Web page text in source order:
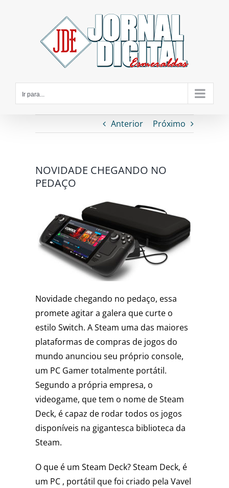
Ir para...
Anterior Próximo
NOVIDADE CHEGANDO NO
PEDAÇO
Novidade chegando no pedaço, essa
promete agitar a galera que curte o
estilo Switch. A Steam uma das maiores
plataformas de compras de jogos do
mundo anunciou seu próprio console,
um PC Gamer totalmente portátil.
Segundo a própria empresa, o
videogame, que tem o nome de Steam
Deck, é capaz de rodar todos os jogos
disponíveis na gigantesca biblioteca da
Steam.
O que é um Steam Deck? Steam Deck, é
um PC , portátil que foi criado pela Vavel